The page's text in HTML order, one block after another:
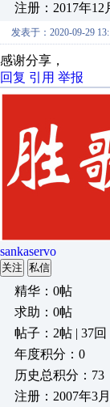
注册：2017年12
发表于：2020-09-29
感谢分享，
回复 引用 举报
sankaservo
关注 私信
精华：0帖
求助：0帖
帖子：2帖 | 37回
年度积分：0
历史总积分：73
注册：2007年3